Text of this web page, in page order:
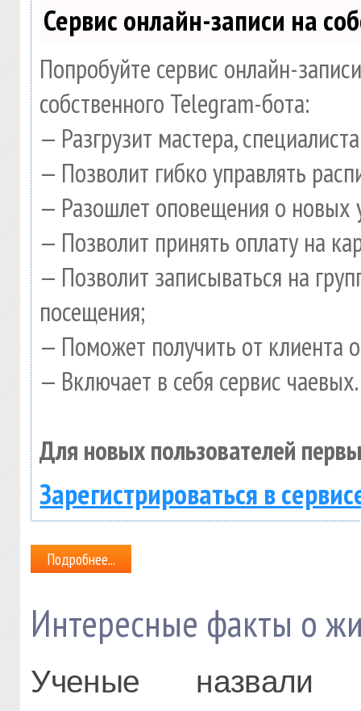
Сервис онлайн-записи на
Попробуйте сервис онлайн-
собственного Telegram-бота:
— Разгрузит мастера,
— Позволит гибко управлять
— Разошлет оповещения о новых
— Позволит принять оплату на
— Позволит записываться на
посещения;
— Поможет получить от клиента
— Включает в себя сервис чаевых.
Для новых пользователей
Зарегистрироваться в
Подробнее...
Интересные факты о
Ученые назвали